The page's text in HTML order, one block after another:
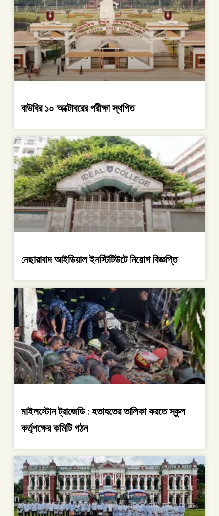
বাউবির ১০ অক্টোবরের পরীক্ষা স্থগিত
নেছারাবাদ আইডিয়াল ইনস্টিটিউটে নিয়োগ বিজ্ঞপ্তি
মাইলস্টোন ট্রাজেডি : হতাহতের তালিকা করতে স্কুল
কর্তৃপক্ষের কমিটি গঠন